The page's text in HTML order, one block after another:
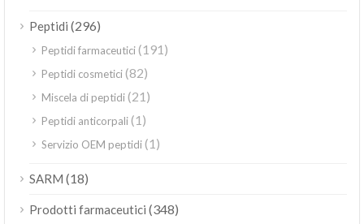
Peptidi (296)
Peptidi farmaceutici(191)
Peptidi cosmetici(82)
Miscela di peptidi(21)
Peptidi anticorpali(1)
Servizio OEM peptidi(1)
SARM (18)
Prodotti farmaceutici (348)